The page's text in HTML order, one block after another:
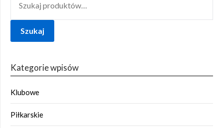
Szukaj
Kategorie wpisów
Klubowe
Piłkarskie